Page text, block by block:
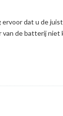
ervoor dat u de
de batterij niet